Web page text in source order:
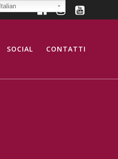
SOCIAL CONTATTI
Italian